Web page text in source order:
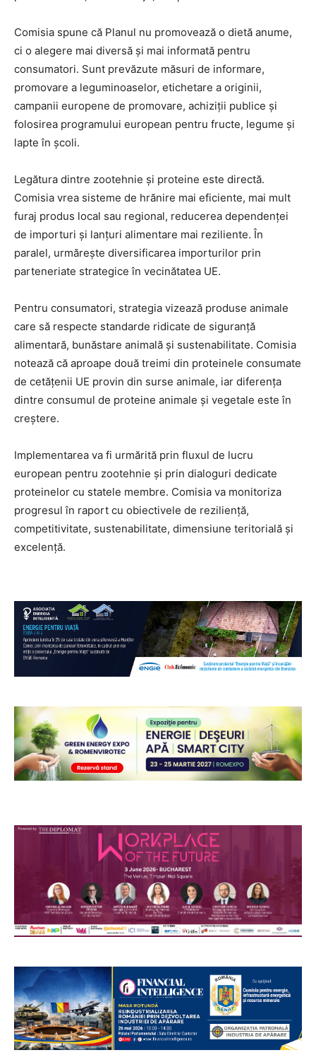
Comisia spune că Planul nu promovează o dietă anume,
ci o alegere mai diversă și mai informată pentru
consumatori. Sunt prevăzute măsuri de informare,
promovare a leguminoaselor, etichetare a originii,
campanii europene de promovare, achiziții publice și
folosirea programului european pentru fructe, legume și
lapte în școli.
Legătura dintre zootehnie și proteine este directă.
Comisia vrea sisteme de hrănire mai eficiente, mai mult
furaj produs local sau regional, reducerea dependenței
de importuri și lanțuri alimentare mai reziliente. În
paralel, urmărește diversificarea importurilor prin
parteneriate strategice în vecinătatea UE.
Pentru consumatori, strategia vizează produse animale
care să respecte standarde ridicate de siguranță
alimentară, bunăstare animală și sustenabilitate. Comisia
notează că aproape două treimi din proteinele consumate
de cetățenii UE provin din surse animale, iar diferența
dintre consumul de proteine animale și vegetale este în
creștere.
Implementarea va fi urmărită prin fluxul de lucru
european pentru zootehnie și prin dialoguri dedicate
proteinelor cu statele membre. Comisia va monitoriza
progresul în raport cu obiectivele de reziliență,
competitivitate, sustenabilitate, dimensiune teritorială și
excelență.